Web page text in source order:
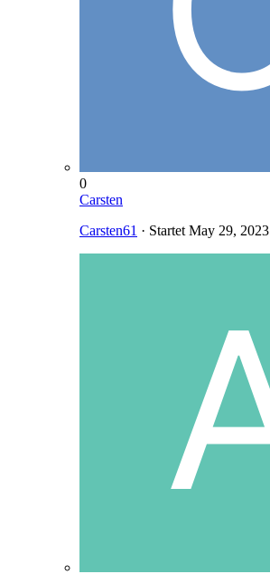
0
Carsten
Carsten61 · Startet May 29, 2023